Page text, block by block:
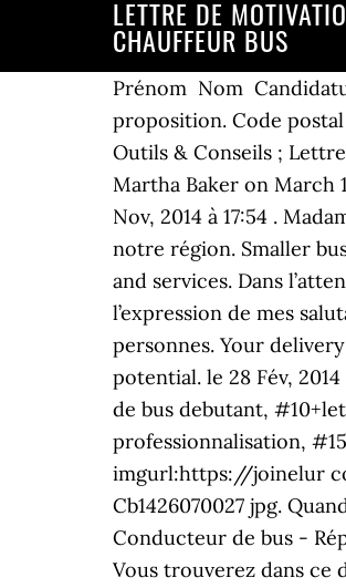
LETTRE DE
CHAUFFEUR BUS
Prénom Nom
proposition. Code
Outils & Conseils ;
Martha Baker on March
Nov, 2014 à 17:54 .
notre région. Smaller
and services. Dans
l’expression de mes
personnes. Your
potential. le 28 Fév,
de bus debutant,
professionnalisation,
imgurl:https://joinelur
Cb1426070027 jpg.
Conducteur de bus -
Vous trouverez dans ce